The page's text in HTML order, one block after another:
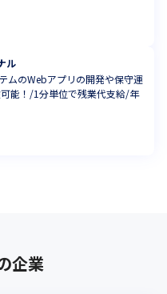
ル
ムのWebアプリの開発や保守運
能！/1分単位で残業代支給/年
企業